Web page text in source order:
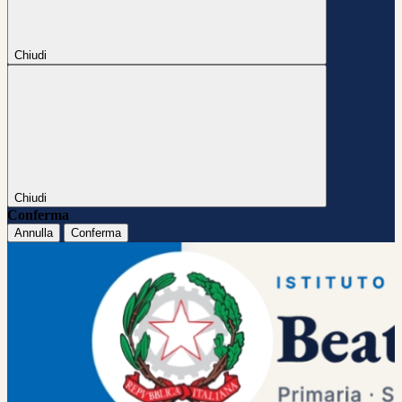
Chiudi
Chiudi
Conferma
Annulla Conferma